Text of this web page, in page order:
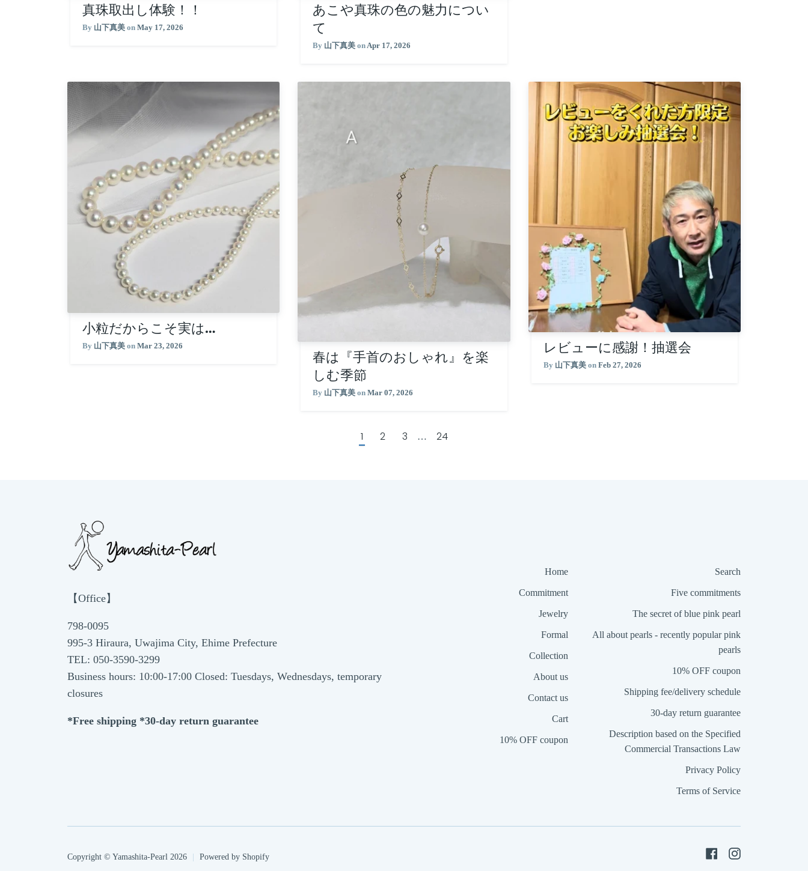
真珠取出し体験！！
By 山下真美 on May 17, 2026
あこや真珠の色の魅力につい
て
By 山下真美 onApr 17, 2026
小粒だからこそ実は…
By 山下真美 on Mar 23, 2026
春は『手首のおしゃれ』を楽
しむ季節
By 山下真美 on Mar 07, 2026
レビューに感謝！抽選会
By 山下真美 on Feb 27, 2026
1 2 3 … 24
【Office】
798-0095
995-3 Hiraura, Uwajima City, Ehime Prefecture
TEL: 050-3590-3299
Business hours: 10:00-17:00 Closed: Tuesdays, Wednesdays, temporary
closures
*Free shipping *30-day return guarantee
Home
Commitment
Jewelry
Formal
Collection
About us
Contact us
Cart
10% OFF coupon
Search
Five commitments
The secret of blue pink pearl
All about pearls - recently popular pink
pearls
10% OFF coupon
Shipping fee/delivery schedule
30-day return guarantee
Description based on the Specified
Commercial Transactions Law
Privacy Policy
Terms of Service
FacebookInstagram
Copyright © Yamashita-Pearl 2026 Powered by Shopify